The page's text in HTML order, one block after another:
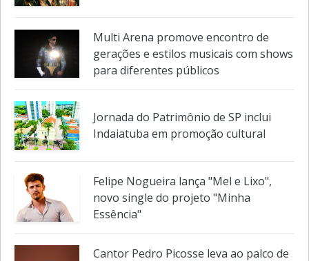
Multi Arena promove encontro de
gerações e estilos musicais com shows
para diferentes públicos
Jornada do Patrimônio de SP inclui
Indaiatuba em promoção cultural
Felipe Nogueira lança "Mel e Lixo",
novo single do projeto "Minha
Essência"